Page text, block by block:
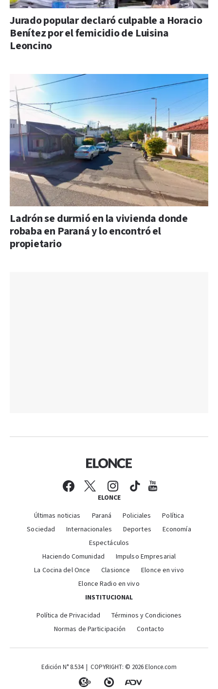
Jurado popular declaró culpable a Horacio
Benítez por el femicidio de Luisina
Leoncino
Ladrón se durmió en la vivienda donde
robaba en Paraná y lo encontró el
propietario
ELONCE
Últimas noticias Paraná Policiales
Política
Sociedad
Internacionales Deportes
Economía
Espectáculos
Haciendo Comunidad
Impulso Empresarial
La Cocina del Once
Clasionce
Elonce en vivo
Elonce Radio en vivo
INSTITUCIONAL
Política de Privacidad
Términos y Condiciones
Normas de Participación
Contacto
Edición N° 8.534 | COPYRIGHT: © 2026 Elonce.com